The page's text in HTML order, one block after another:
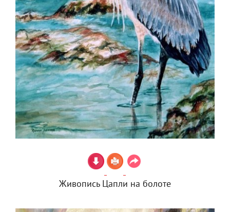
Живопись Цапли на болоте